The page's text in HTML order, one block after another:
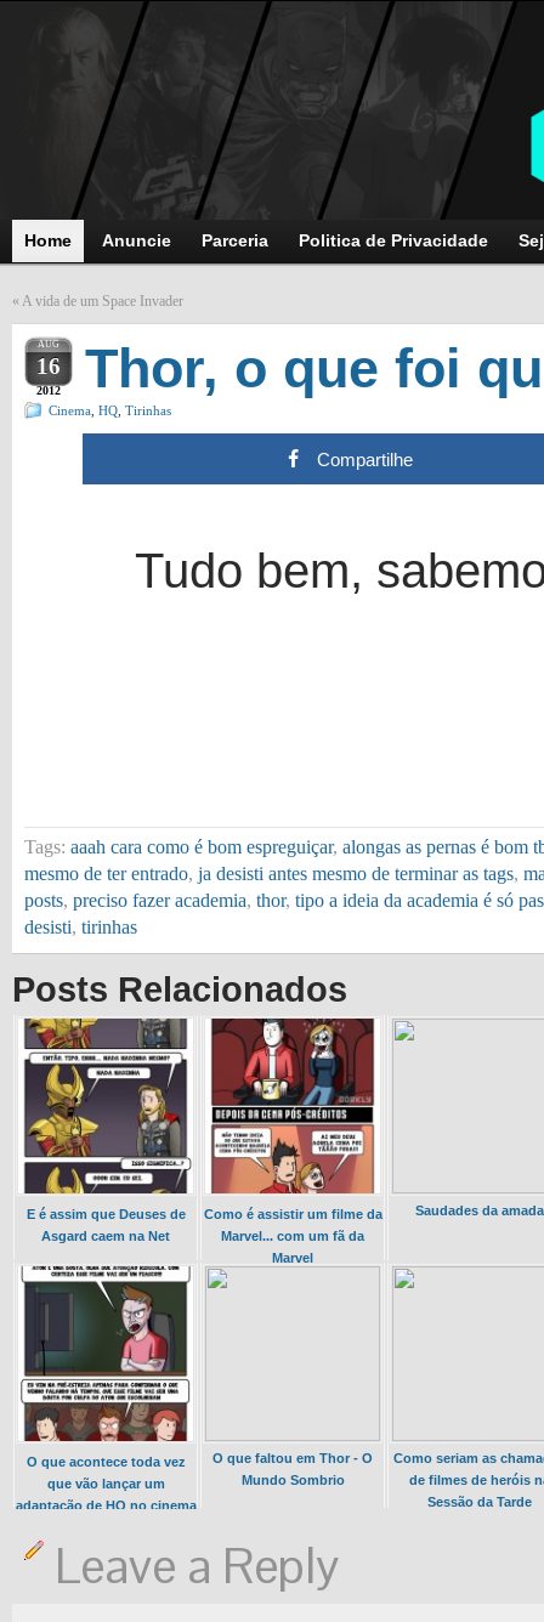
Home Anuncie Parceria Politica de Privacidade
« A vida de um Space Invader
AUG
16
2012 Thor, o que foi
Cinema HQ Tirinhas
Compartilhe
Tudo bem,
Tags: aaah cara como é bom espreguiçar, alongas as pernas é bom
mesmo de ter entrado, ja desisti antes mesmo de terminar as tags,
posts, preciso fazer academia, thor, tipo a ideia da academia é só
desisti, tirinhas
Posts Relacionados
E é assim que Deuses de
Asgard caem na Net
Como é assistir um filme da
Marvel... com um fã da
Marvel
Saudades da amada
O que acontece toda vez
que vão lançar um
adaptação de HQ no cinema
O que faltou em Thor - O
Mundo Sombrio
Como seriam as
de filmes de heróis
Sessão da Tarde
Leave a Reply